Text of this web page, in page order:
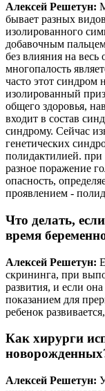
Алексей Решетун:
бывает разных
изолированного
добавочным
без влияния на
многопалость
часто этот синдром
изолированный
общего здоровья,
входит в состав
синдрому. Сейчас
генетических
полидактилией. при
разное поражение
опасность,
проявлением -
Что делать,
время
Алексей Решетун:
скрининга, при
развития, и если
показанием для
ребенок
Как хирурги
Алексей Решетун: